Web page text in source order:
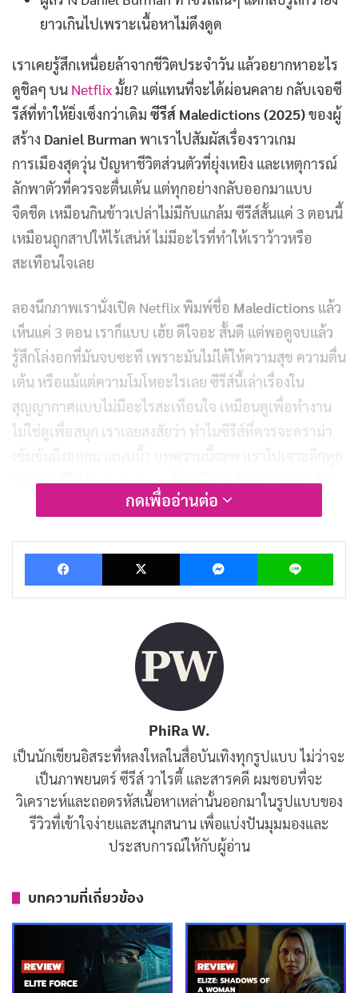
ยาวเกินไปเพราะเนื้อหาไม่ดึงดูด
เราเคยรู้สึกเหนื่อยล้าจากชีวิตประจำวัน แล้วอยากหาอะไร
ดูชิลๆ บน Netflixมั้ย? แต่แทนที่จะได้ผ่อนคลาย กลับเจอซี
รีส์ที่ทำให้ยิ่งเซ็งกว่าเดิม ซีรีส์ Maledictions (2025)ของผู้
สร้าง Daniel Burman พาเราไปสัมผัสเรื่องราวเกม
การเมืองสุดวุ่น ปัญหาชีวิตส่วนตัวที่ยุ่งเหยิง และเหตุการณ์
ลักพาตัวที่ควรจะตื่นเต้น แต่ทุกอย่างกลับออกมาแบบ
จืดชืด เหมือนกินข้าวเปล่าไม่มีกับแกล้ม ซีรีส์สั้นแค่ 3 ตอนนี้
เหมือนถูกสาปให้ไร้เสน่ห์ ไม่มีอะไรที่ทำให้เราว้าวหรือ
สะเทือนใจเลย
ลองนึกภาพเรานั่งเปิด Netflix พิมพ์ชื่อ Maledictions แล้ว
เห็นแค่ 3 ตอน เราก็แบบ เฮ้ย ดีใจอะ สั้นดี แต่พอดูจบแล้ว
รู้สึกโล่งอกที่มันจบซะที เพราะมันไม่ได้ให้ความสุข ความตื่น
เต้น หรือแม้แต่ความโมโหอะไรเลย ซีรีส์นี้เล่าเรื่องใน
สุญญากาศแบบไม่มีอะไรสะเทือนใจ เหมือนดูเพื่อทำงาน
ไม่ใช่ดูเพื่อสนุก เราเลยสงสัยว่า ทำไมซีรีส์ที่ควรจะดราม่า
มุมของซีรีส์ Maledictionsตั้งแต่โครงเรื่อง การแสดง ไป
จนถึงจุดที่ทำให้มันกลายเป็นอะไรที่ “แค่มีอยู่” บน
ในรีวิวนี้ เราจะชำแหละให้เห็นชัดๆ ว่าทำไม
ซีรีส์การเมือง
แบบนี้ถึงไม่เวิร์ค และอะไรที่ยังพอเก็บกู้ได้บ้าง มาดูกันว่า
จะทำให้เราเรียนรู้อะไรเกี่ยวกับการเลือกซี
รีส์ดูในวันที่เหนื่อยๆ หรือมันจะเป็นแค่ตัวอย่างของความน่า
รีวิวและเรื่องย่อ Maledictions (ชีวิตต้อง
ซีรีส์ Maledictions แบ่งเรื่องออกเป็น 3 ตอน เหมือน 3
กดเพื่ออ่านต่อ
Facebook X Messenger Line
PhiRa W.
เป็นนักเขียนอิสระที่หลงใหลในสื่อบันเทิงทุกรูปแบบ ไม่ว่าจะ
เป็นภาพยนตร์ ซีรีส์ วาไรตี้ และสารคดี ผมชอบที่จะ
วิเคราะห์และถอดรหัสเนื้อหาเหล่านั้นออกมาในรูปแบบของ
รีวิวที่เข้าใจง่ายและสนุกสนาน เพื่อแบ่งปันมุมมองและ
ประสบการณ์ให้กับผู้อ่าน
บทความที่เกี่ยวข้อง